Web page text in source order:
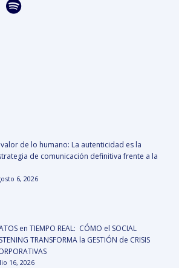
valor de lo humano: La autenticidad es la
de comunicación definitiva frente a la
6, 2026
en TIEMPO REAL: CÓMO el SOCIAL
TRANSFORMA la GESTIÓN de CRISIS
16, 2026